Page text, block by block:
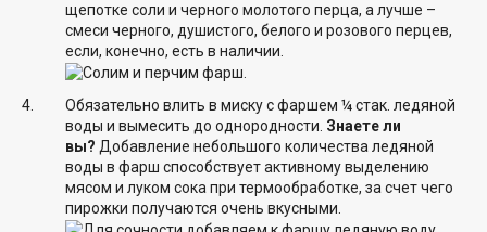
щепотке соли и черного молотого перца, а лучше –
смеси черного, душистого, белого и розового перцев,
если, конечно, есть в наличии.
Обязательно влить в миску с фаршем ¼ стак. ледяной
воды и вымесить до однородности. Знаете ли
вы? Добавление небольшого количества ледяной
воды в фарш способствует активному выделению
мясом и луком сока при термообработке, за счет чего
пирожки получаются очень вкусными.